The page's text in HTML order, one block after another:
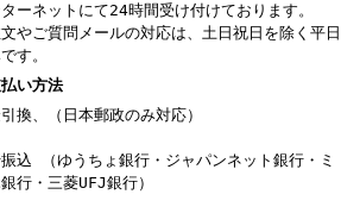
ーネットにて24時間受け付けております。
やご質問メールの対応は、土日祝日を除く平日
す。
い方法
換、（日本郵政のみ対応）
込 （ゆうちょ銀行・ジャパンネット銀行・ミ
行・三菱UFJ銀行）